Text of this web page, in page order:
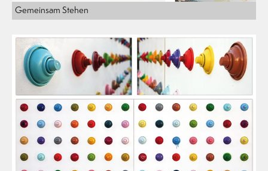
Gemeinsam Stehen